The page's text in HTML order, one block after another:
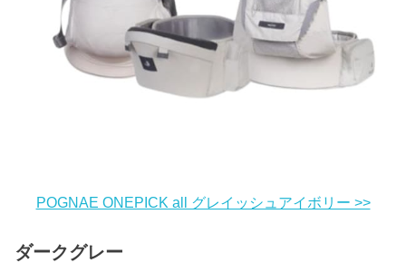
POGNAE ONEPICK all グレイッシュアイボリー >>
ダークグレー